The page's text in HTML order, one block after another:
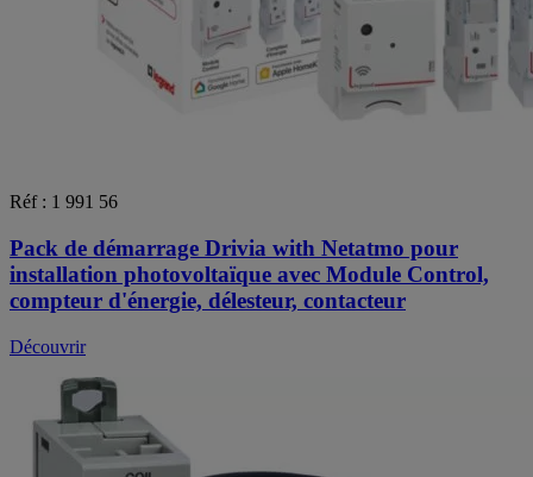
Réf : 1 991 56
Pack de démarrage Drivia with Netatmo pour
installation photovoltaïque avec Module Control,
compteur d'énergie, délesteur, contacteur
Découvrir